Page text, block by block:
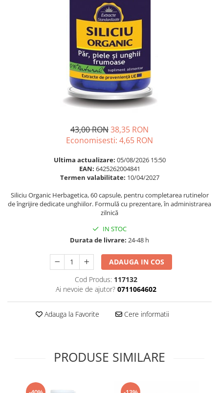
Probiotice si prebiotice
Sistemul respirator
Slabire si control greutate
Supliment Magneziu
Supliment Vitamina B
Supliment Vitamina E
Supliment Zinc
Tincturi si Gemoderivate
Tuse gat si respiratie
Vitamine si minerale
Balsam masca si tratament
Produse cu SPF Pentru Fata
43,00 RON38,35 RON
Economisesti: 4,65 RON
Ultima actualizare: 05/08/2026 15:50
EAN: 6425262004841
Termen valabilitate: 10/04/2027
Siliciu Organic Herbagetica, 60 capsule, pentru completarea rutinelor
de îngrijire dedicate unghiilor. Formulă cu prezentare, în administrarea
zilnică
IN STOC
Durata de livrare: 24-48 h
ADAUGA IN COS
Cod Produs: 117132
Ai nevoie de ajutor? 0711064602
Adauga la Favorite Cere informatii
PRODUSE SIMILARE